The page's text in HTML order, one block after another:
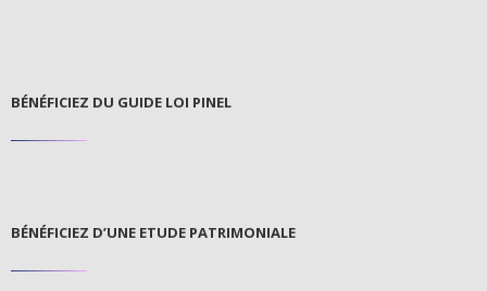
BÉNÉFICIEZ DU GUIDE LOI PINEL
BÉNÉFICIEZ D’UNE ETUDE PATRIMONIALE